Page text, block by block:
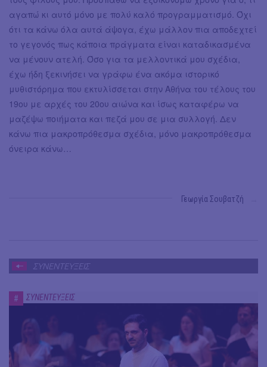
αγαπώ κι αυτό μόνο με πολύ καλό προγραμματισμό. Όχι
ότι τα κάνω όλα αυτά άψογα, έχω μάλλον πια αποδεχτεί
το γεγονός πως κάποια πράγματα είναι καταδικασμένα
να μένουν ατελή. Όσο για τα μελλοντικά μου σχέδια,
έχω ήδη ξεκινήσει να γράφω ένα ακόμα ιστορικό
μυθιστόρημα που εκτυλίσσεται στην Αθήνα του τέλους του
19ου με αρχές του 20ου αιώνα και ίσως καταφέρω να
μαζέψω ποιήματα και πεζά μου σε μια συλλογή. Δεν
κάνω πια μακροπρόθεσμα σχέδια, μόνο μακροπρόθεσμα
όνειρα κάνω…
Γεωργία Σουβατζή
ΣΥΝΕΝΤΕΥΞΕΙΣ
# ΣΥΝΕΝΤΕΥΞΕΙΣ